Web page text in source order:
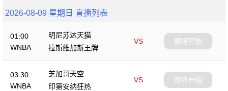
2026-08-09 星期日 直播列表
01:00
WNBA
明尼苏达天猫
VS
拉斯维加斯王牌
即将开始
03:30
WNBA
芝加哥天空
VS
印第安纳狂热
即将开始